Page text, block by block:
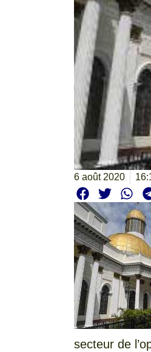
6 août 2020
secteur de